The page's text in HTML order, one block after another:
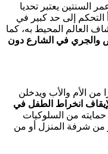
السنتين يعتبر تحديا
التحكم إلى حد كبير في
العالم المحيط به، كما
والجري في الشارع دون
من الأم والأب ويدخلن
انخراط الطفل في
من السلوكيات
من شرفة المنزل أو من